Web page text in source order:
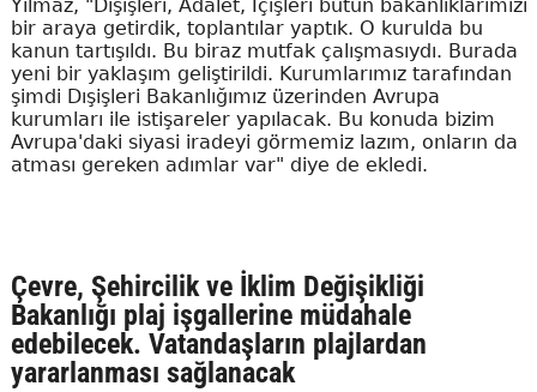
Yılmaz, "Dışişleri, Adalet, İçişleri bütün bakanlıklarımızı
bir araya getirdik, toplantılar yaptık. O kurulda bu
kanun tartışıldı. Bu biraz mutfak çalışmasıydı. Burada
yeni bir yaklaşım geliştirildi. Kurumlarımız tarafından
şimdi Dışişleri Bakanlığımız üzerinden Avrupa
kurumları ile istişareler yapılacak. Bu konuda bizim
Avrupa'daki siyasi iradeyi görmemiz lazım, onların da
atması gereken adımlar var" diye de ekledi.
Çevre, Şehircilik ve İklim Değişikliği
Bakanlığı plaj işgallerine müdahale
edebilecek. Vatandaşların plajlardan
yararlanması sağlanacak